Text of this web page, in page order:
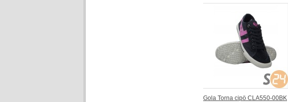
Gola Torna cipö CLA550-00BK